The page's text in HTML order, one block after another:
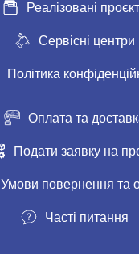
Реалізовані
Сервісні центри
Політика
Оплата та
Подати заявку на
Умови повернення та
Часті питання